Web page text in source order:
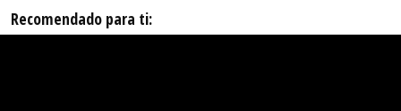
Recomendado para ti: